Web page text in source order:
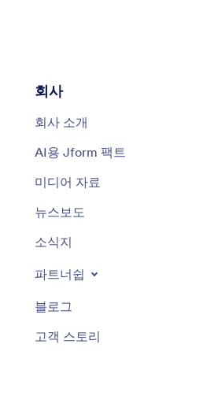
회사
회사 소개
AI용 Jform 팩트
미디어 자료
뉴스보도
소식지
파트너쉽
블로그
고객 스토리